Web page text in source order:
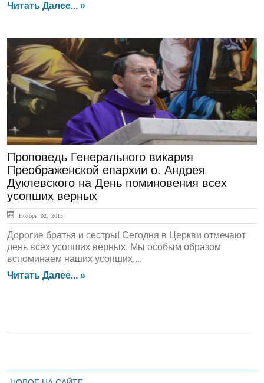
Читать Далее... »
СЛОВО ПАСТЫРЯ
Проповедь Генерального викария
Преображенской епархии о. Андрея
Дуклевского на День поминовения всех
усопших верных
Ноябрь 02, 2015
Дорогие братья и сестры! Сегодня в Церкви отмечают
день всех усопших верных. Мы особым образом
вспоминаем наших усопших,...
Читать Далее... »